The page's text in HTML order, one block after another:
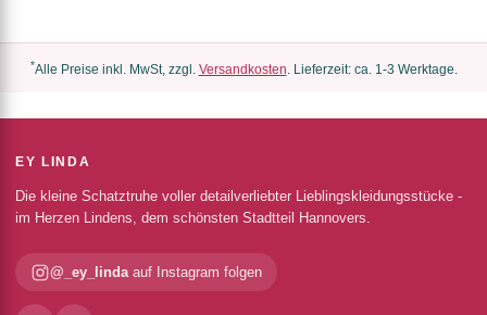
*Alle Preise inkl. MwSt, zzgl. Versandkosten. Lieferzeit: ca. 1-3 Werktage.
EY LINDA
Die kleine Schatztruhe voller detailverliebter Lieblingskleidungsstücke -
im Herzen Lindens, dem schönsten Stadtteil Hannovers.
@_ey_lindaauf Instagram folgen